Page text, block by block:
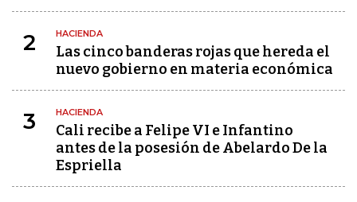
2 HACIENDA
Las cinco banderas rojas que hereda el
nuevo gobierno en materia económica
3 HACIENDA
Cali recibe a Felipe VI e Infantino
antes de la posesión de Abelardo De la
Espriella